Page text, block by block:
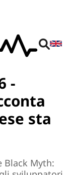
-
sta
Black Myth: